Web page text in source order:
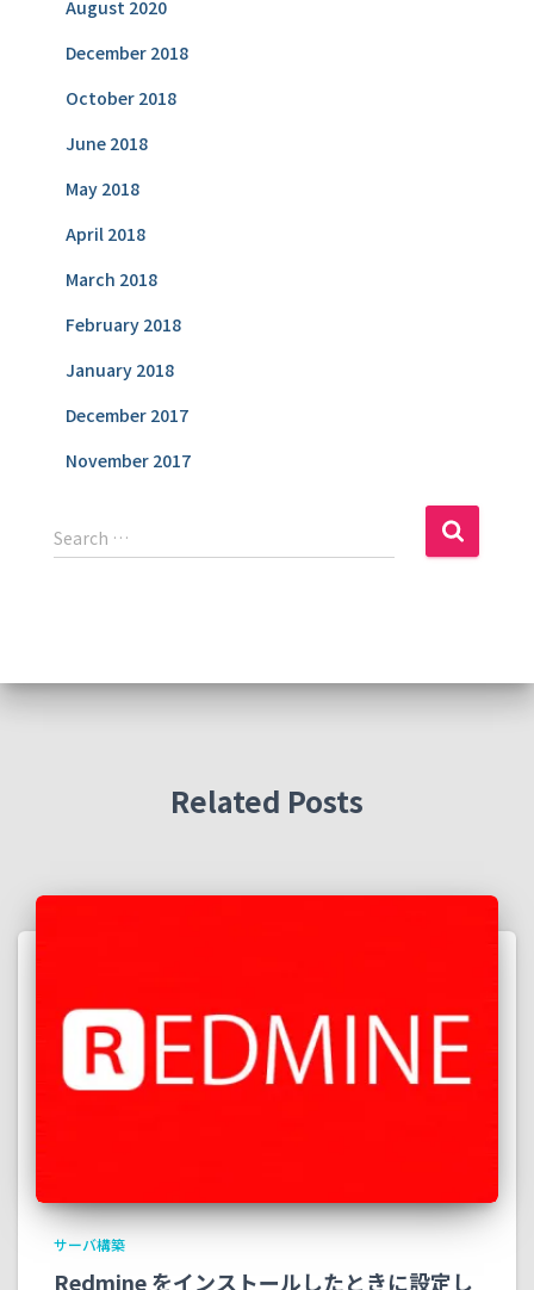
August 2020
December 2018
October 2018
June 2018
May 2018
April 2018
March 2018
February 2018
January 2018
December 2017
November 2017
S
e
f
Search …
Related Posts
サーバ構築
Redmine をインストールしたときに設定し